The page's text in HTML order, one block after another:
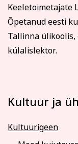
Keeletoimetajate
Õpetanud eesti
Tallinna
külalislektor.
Kultuur ja
Kultuurigeen